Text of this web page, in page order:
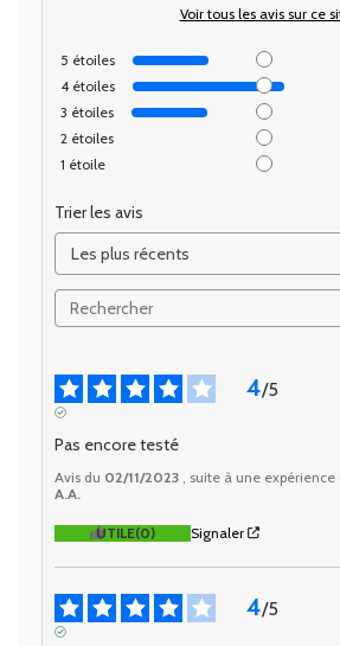
Voir tous les avis sur ce
5 étoiles
4 étoiles
3 étoiles
2 étoiles
1 étoile
Trier les avis
4/5
Pas encore testé
Avis du 02/11/2023 , suite à une expérience
A.A.
UTILE(0) Signaler
4/5